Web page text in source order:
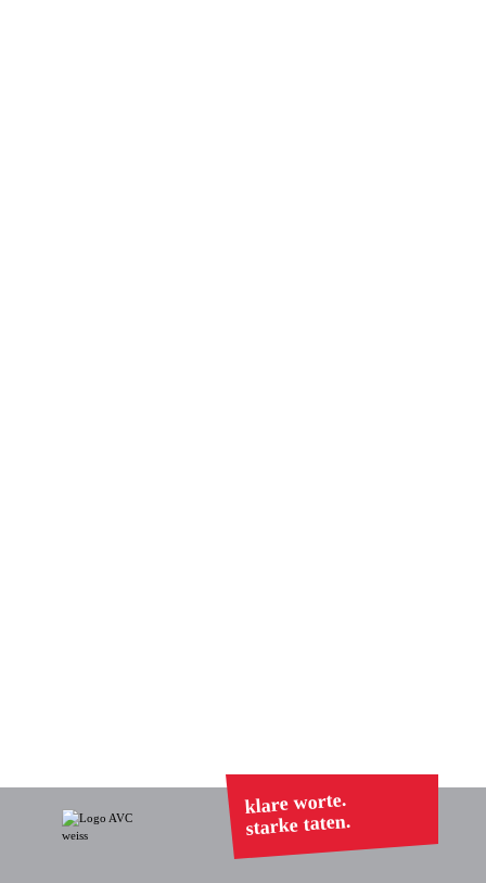
klare worte.
starke taten.